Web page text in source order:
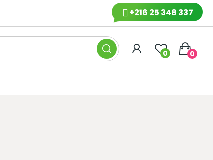
+216 25 348 337
0 0